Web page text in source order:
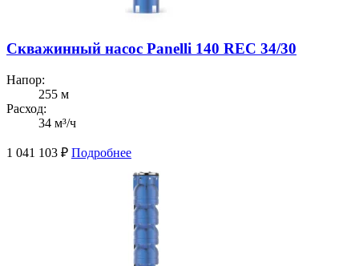
Скважинный насос Panelli 140 REC 34/30
Напор:
255 м
Расход:
34 м³/ч
1 041 103 ₽ Подробнее